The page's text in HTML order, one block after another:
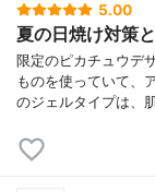
5.00
夏の日焼け対策
限定のピカチュウデ
ものを使っていて、
のジェルタイプは、